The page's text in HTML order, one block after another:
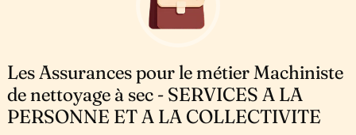
Les Assurances pour le métier Machiniste
de nettoyage à sec - SERVICES A LA
PERSONNE ET A LA COLLECTIVITE